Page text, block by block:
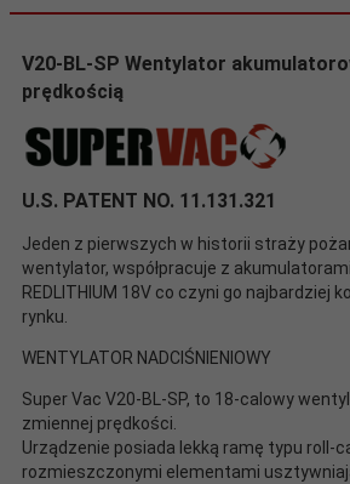
V20-BL-SP Wentylator
prędkością
U.S. PATENT NO. 11.131.321
Jeden z pierwszych w historii straży
wentylator, współpracuje z
REDLITHIUM 18V co czyni go najbardziej
rynku.
WENTYLATOR NADCIŚNIENIOWY
Super Vac V20-BL-SP, to 18-calowy
zmiennej prędkości.
Urządzenie posiada lekką ramę typu roll-
rozmieszczonymi elementami